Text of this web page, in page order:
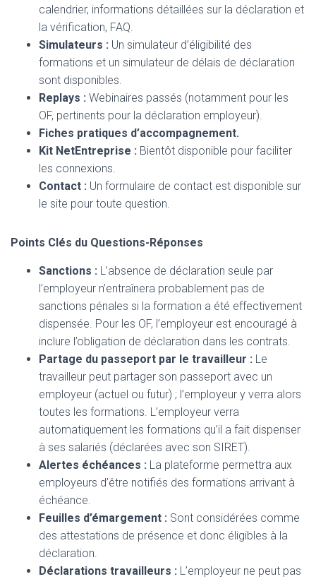
calendrier, informations détaillées sur la déclaration et
la vérification, FAQ.
Simulateurs : Un simulateur d’éligibilité des
formations et un simulateur de délais de déclaration
sont disponibles.
Replays : Webinaires passés (notamment pour les
OF, pertinents pour la déclaration employeur).
Fiches pratiques d’accompagnement.
Kit NetEntreprise : Bientôt disponible pour faciliter
les connexions.
Contact : Un formulaire de contact est disponible sur
le site pour toute question.
Points Clés du Questions-Réponses
Sanctions : L’absence de déclaration seule par
l’employeur n’entraînera probablement pas de
sanctions pénales si la formation a été effectivement
dispensée. Pour les OF, l’employeur est encouragé à
inclure l’obligation de déclaration dans les contrats.
Partage du passeport par le travailleur : Le
travailleur peut partager son passeport avec un
employeur (actuel ou futur) ; l’employeur y verra alors
toutes les formations. L’employeur verra
automatiquement les formations qu’il a fait dispenser
à ses salariés (déclarées avec son SIRET).
Alertes échéances : La plateforme permettra aux
employeurs d’être notifiés des formations arrivant à
échéance.
Feuilles d’émargement : Sont considérées comme
des attestations de présence et donc éligibles à la
déclaration.
Déclarations travailleurs : L’employeur ne peut pas